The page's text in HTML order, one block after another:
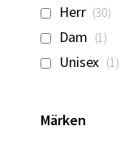
Herr 30artiklar
Dam 1artikel
Unisex 1artikel
Märken